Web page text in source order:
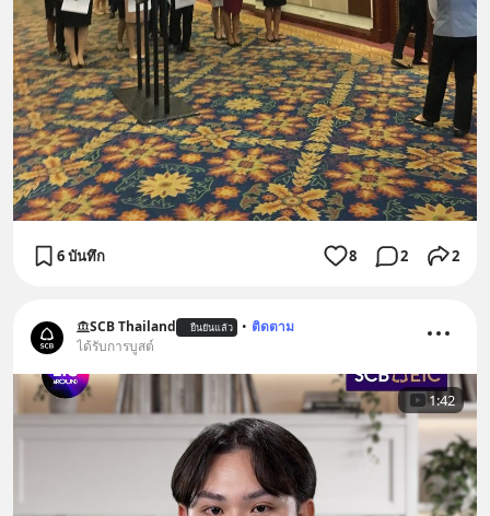
6 บันทึก 8 2 2
SCB Thailand ยืนยันแล้ว • ติดตาม
ได้รับการบูสต์
1:42